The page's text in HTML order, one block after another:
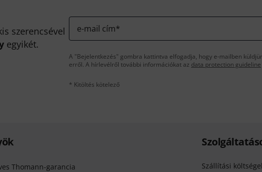
szerencsével
egyikét.
e-mail cím*
A "Bejelentkezés" gombra kattintva elfogadja, hogy e-mailben
erről. A hírlevélről további információkat az data protection guideline
* Kitöltés kötelező
Thomann-garancia
Szállítási